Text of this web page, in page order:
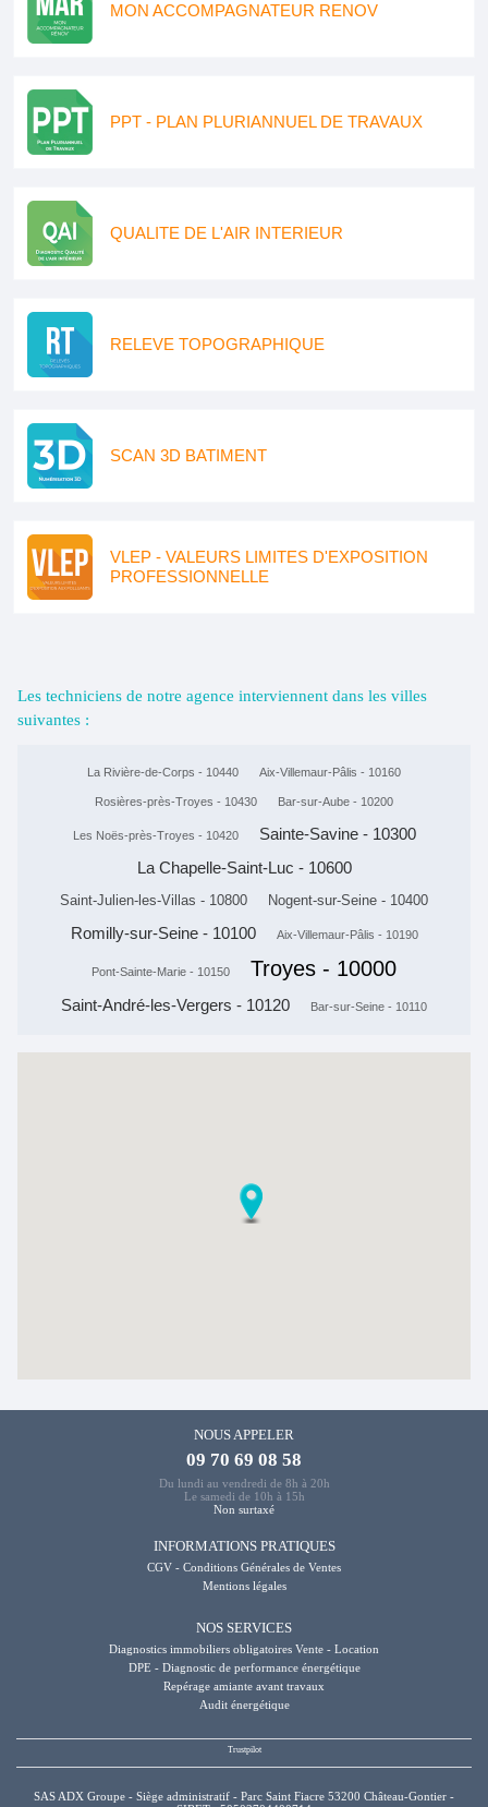
MON ACCOMPAGNATEUR RENOV
PPT - PLAN PLURIANNUEL DE TRAVAUX
QUALITE DE L'AIR INTERIEUR
RELEVE TOPOGRAPHIQUE
SCAN 3D BATIMENT
VLEP - VALEURS LIMITES D'EXPOSITION
PROFESSIONNELLE
Les techniciens de notre agence interviennent dans les villes
suivantes :
La Rivière-de-Corps - 10440 Aix-Villemaur-Pâlis - 10160
Rosières-près-Troyes - 10430 Bar-sur-Aube - 10200
Les Noës-près-Troyes - 10420
Sainte-Savine - 10300
La Chapelle-Saint-Luc - 10600
Saint-Julien-les-Villas - 10800 Nogent-sur-Seine - 10400
Romilly-sur-Seine - 10100 Aix-Villemaur-Pâlis - 10190
Pont-Sainte-Marie - 10150 Troyes - 10000
Saint-André-les-Vergers - 10120 Bar-sur-Seine - 10110
NOUS APPELER
09 70 69 08 58
Du lundi au vendredi de 8h à 20h
Le samedi de 10h à 15h
Non surtaxé
INFORMATIONS PRATIQUES
CGV - Conditions Générales de Ventes
Mentions légales
NOS SERVICES
Diagnostics immobiliers obligatoires Vente - Location
DPE - Diagnostic de performance énergétique
Repérage amiante avant travaux
Audit énergétique
SAS ADX Groupe - Siège administratif - Parc Saint Fiacre 53200 Château-Gontier -